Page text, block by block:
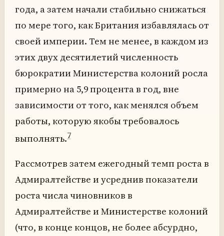
года, а затем начали стабильно снижаться
по мере того, как Британия избавлялась от
своей империи. Тем не менее, в каждом из
этих двух десятилетий численность
бюрократии Министерства колоний росла
примерно на 5,9 процента в год, вне
зависимости от того, как менялся объем
работы, которую якобы требовалось
выполнять.7
Рассмотрев затем ежегодный темп роста в
Адмиралтействе и усреднив показатели
роста числа чиновников в
Адмиралтействе и Министерстве колоний
(что, в конце концов, не более абсурдно,